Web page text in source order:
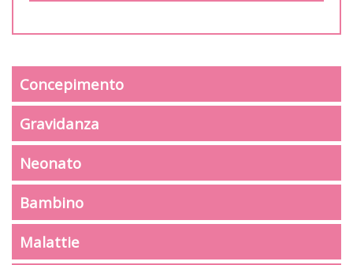
Concepimento
Gravidanza
Neonato
Bambino
Malattie